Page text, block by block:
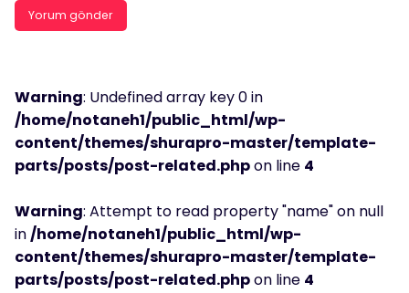
Warning: Undefined array key 0 in
/home/notaneh1/public_html/wp-
content/themes/shurapro-master/template-
parts/posts/post-related.phpon line 4
Warning: Attempt to read property "name" on null
in /home/notaneh1/public_html/wp-
content/themes/shurapro-master/template-
parts/posts/post-related.phpon line 4